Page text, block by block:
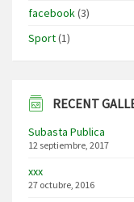
facebook(3)
Sport(1)
RECENT
Subasta Publica
12 septiembre, 2017
xxx
27 octubre, 2016